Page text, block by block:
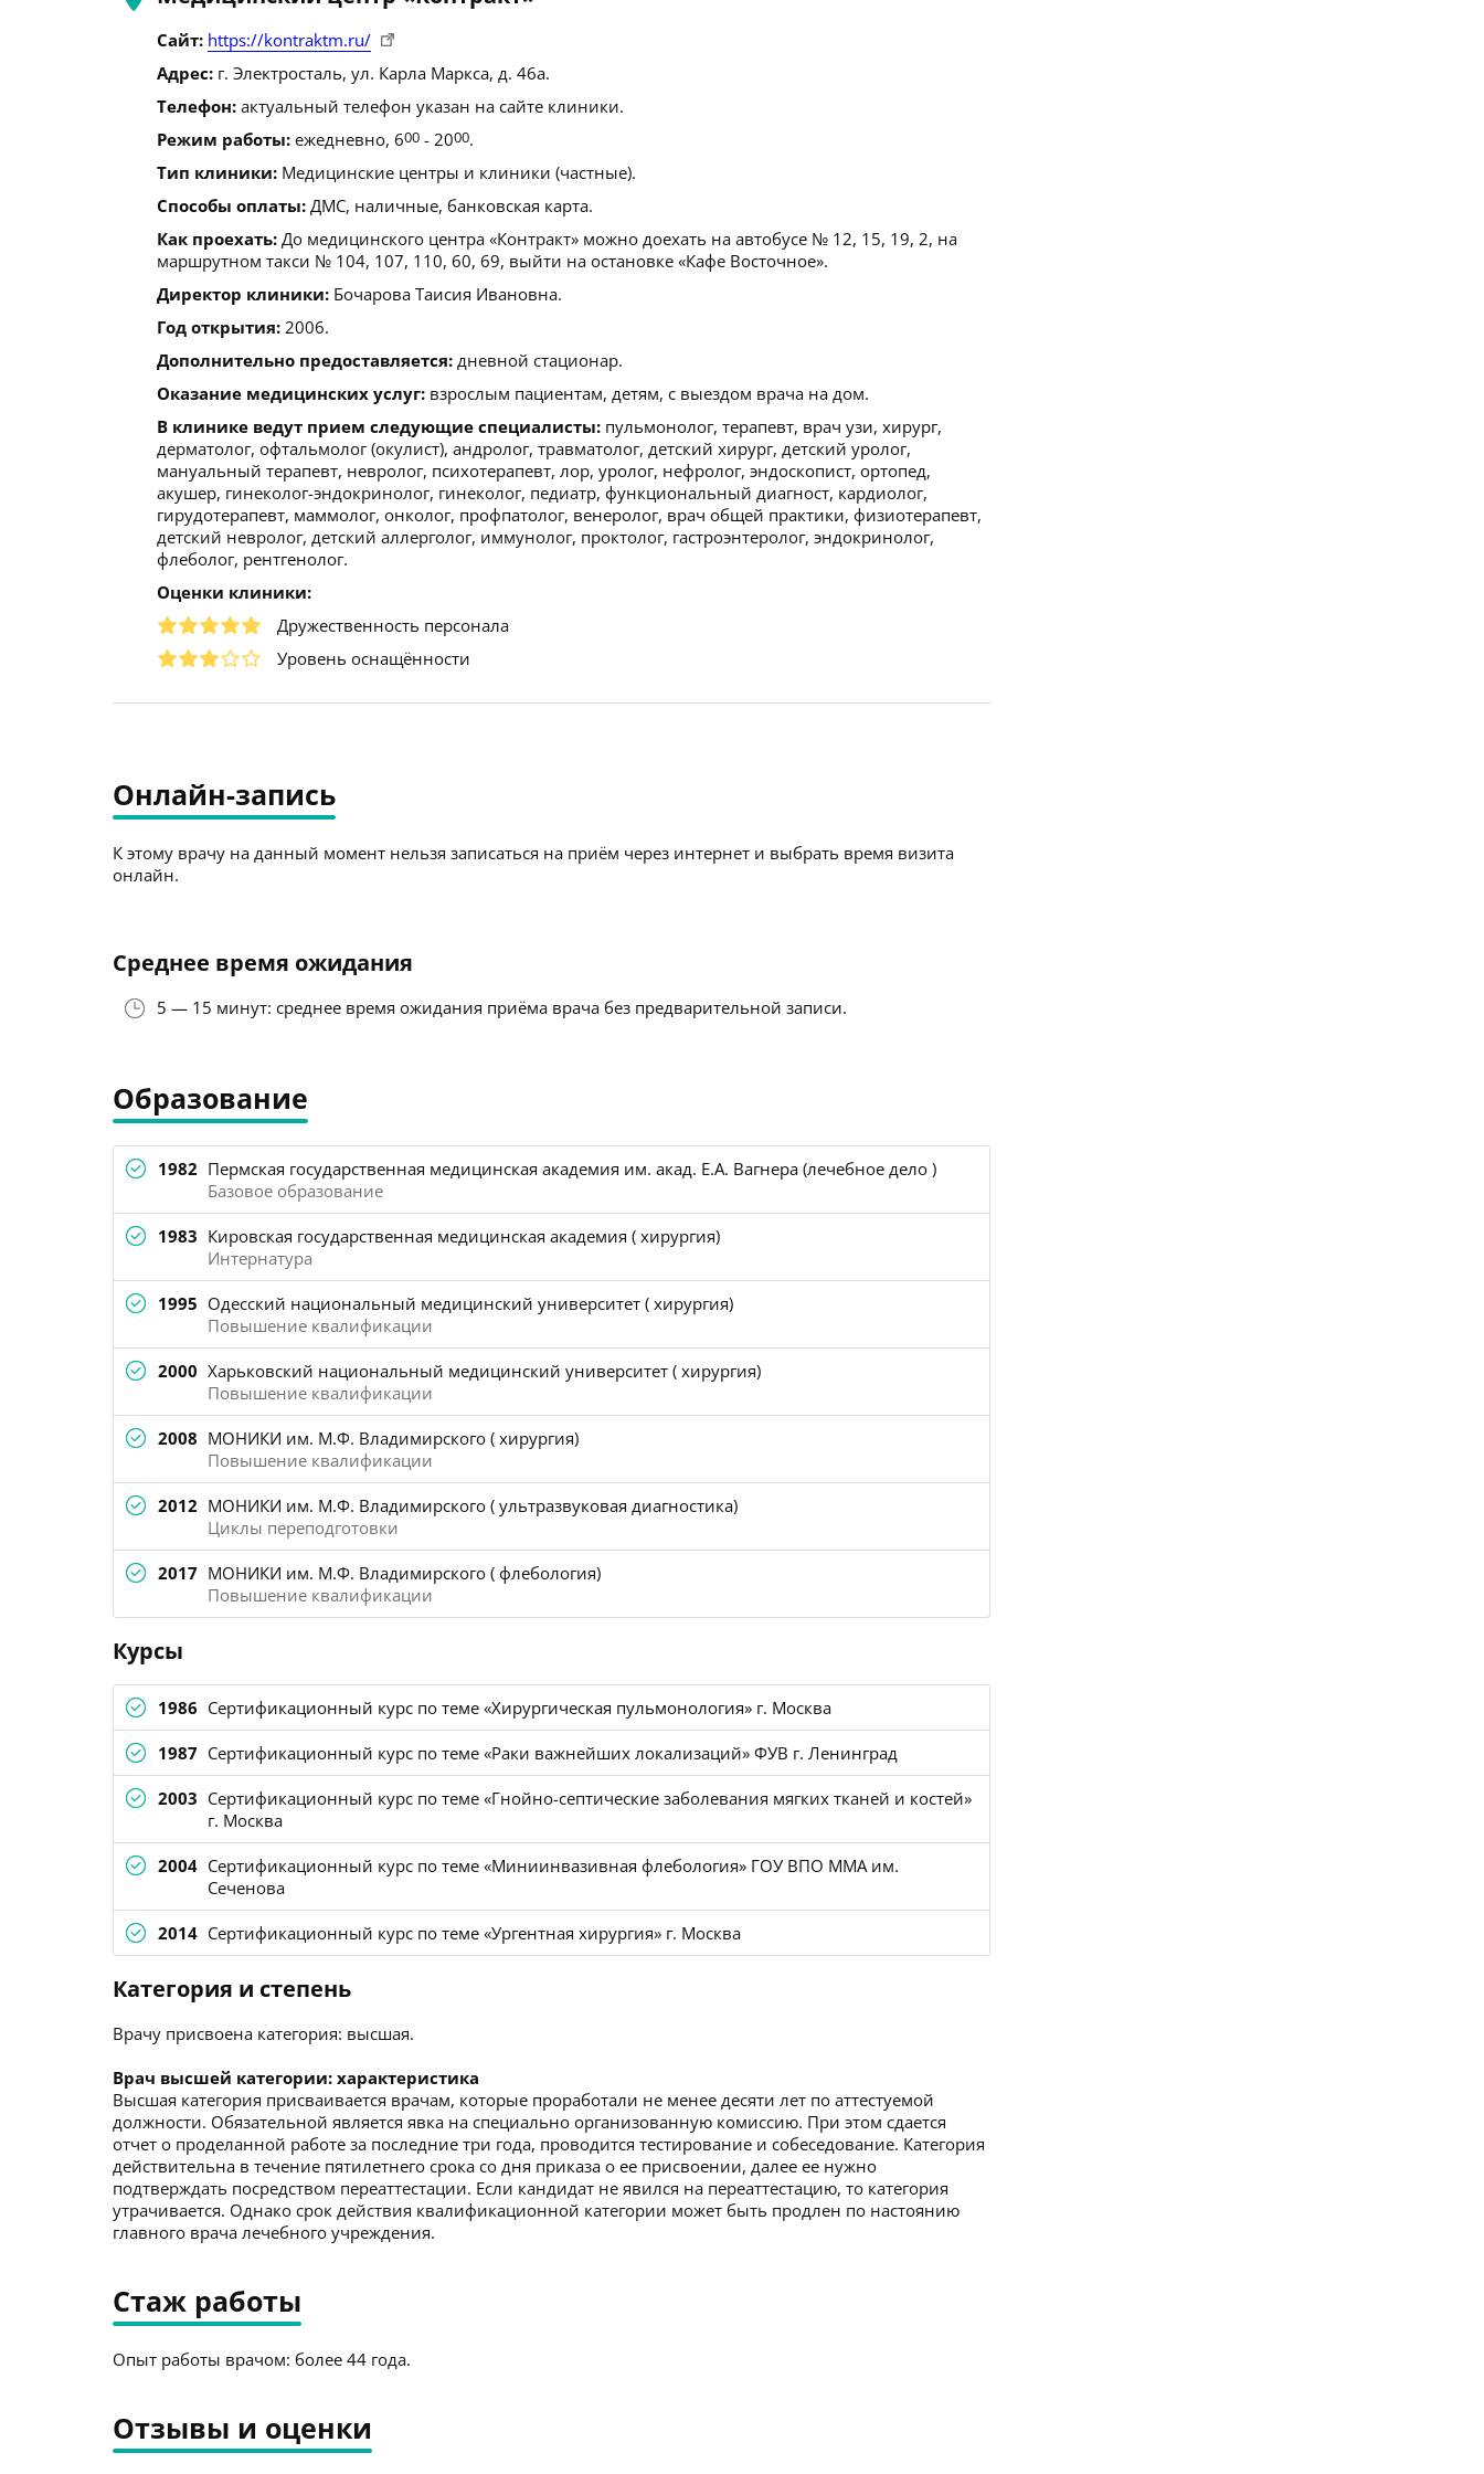
Сайт: https://kontraktm.ru/
Адрес: г. Электросталь, ул. Карла Маркса, д. 46а.
Телефон: актуальный телефон указан на сайте клиники.
Режим работы: ежедневно, 600 - 2000.
Тип клиники: Медицинские центры и клиники (частные).
Способы оплаты: ДМС, наличные, банковская карта.
Как проехать: До медицинского центра «Контракт» можно доехать на автобусе № 12, 15, 19, 2, на
маршрутном такси № 104, 107, 110, 60, 69, выйти на остановке «Кафе Восточное».
Директор клиники: Бочарова Таисия Ивановна.
Год открытия: 2006.
Дополнительно предоставляется: дневной стационар.
Оказание медицинских услуг: взрослым пациентам, детям, с выездом врача на дом.
В клинике ведут прием следующие специалисты: пульмонолог, терапевт, врач узи, хирург,
дерматолог, офтальмолог (окулист), андролог, травматолог, детский хирург, детский уролог,
мануальный терапевт, невролог, психотерапевт, лор, уролог, нефролог, эндоскопист, ортопед,
акушер, гинеколог-эндокринолог, гинеколог, педиатр, функциональный диагност, кардиолог,
гирудотерапевт, маммолог, онколог, профпатолог, венеролог, врач общей практики, физиотерапевт,
детский невролог, детский аллерголог, иммунолог, проктолог, гастроэнтеролог, эндокринолог,
флеболог, рентгенолог.
Оценки клиники:
Дружественность персонала
Уровень оснащённости
Онлайн-запись
К этому врачу на данный момент нельзя записаться на приём через интернет и выбрать время визита
онлайн.
Среднее время ожидания
5 — 15 минут: среднее время ожидания приёма врача без предварительной записи.
Образование
1982 Пермская государственная медицинская академия им. акад. Е.А. Вагнера (лечебное дело )
Базовое образование
1983 Кировская государственная медицинская академия ( хирургия)
Интернатура
1995 Одесский национальный медицинский университет ( хирургия)
Повышение квалификации
2000 Харьковский национальный медицинский университет ( хирургия)
Повышение квалификации
2008 МОНИКИ им. М.Ф. Владимирского ( хирургия)
Повышение квалификации
2012 МОНИКИ им. М.Ф. Владимирского ( ультразвуковая диагностика)
Циклы переподготовки
2017 МОНИКИ им. М.Ф. Владимирского ( флебология)
Повышение квалификации
Курсы
1986 Cертификационный курс по теме «Хирургическая пульмонология» г. Москва
1987 Cертификационный курс по теме «Раки важнейших локализаций» ФУВ г. Ленинград
2003 Сертификационный курс по теме «Гнойно-септические заболевания мягких тканей и костей»
г. Москва
2004 Сертификационный курс по теме «Миниинвазивная флебология» ГОУ ВПО ММА им.
Сеченова
2014 Сертификационный курс по теме «Ургентная хирургия» г. Москва
Категория и степень
Врачу присвоена категория: высшая.
Врач высшей категории: характеристика
Высшая категория присваивается врачам, которые проработали не менее десяти лет по аттестуемой
должности. Обязательной является явка на специально организованную комиссию. При этом сдается
отчет о проделанной работе за последние три года, проводится тестирование и собеседование. Категория
действительна в течение пятилетнего срока со дня приказа о ее присвоении, далее ее нужно
подтверждать посредством переаттестации. Если кандидат не явился на переаттестацию, то категория
утрачивается. Однако срок действия квалификационной категории может быть продлен по настоянию
главного врача лечебного учреждения.
Стаж работы
Опыт работы врачом: более 44 года.
Отзывы и оценки